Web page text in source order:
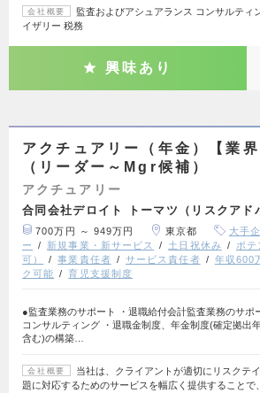
会社概要
監査およびアシュアランス コンサルティ
イザリー 税務
興味あり
アクチュアリー（年金）【業界
（リーダー～Mgr候補）
アクチュアリー
合同会社デロイト トーマツ（リスクアド
700万円 ～ 949万円 東京都 大手
ー
新規事業・新サービス 土日祝休み
ポテ
可）
事業責任者 サービス責任者 年収600
ク可能
育児支援制度
●監査業務のサポート ・退職給付会計監査業務のサポ
コンサルティング ・退職金制度、年金制度(確定拠出
含む)の構築…
会社概要
当社は、クライアントが適切にリスクテ
題に対応するためのサービスを幅広く提供することで